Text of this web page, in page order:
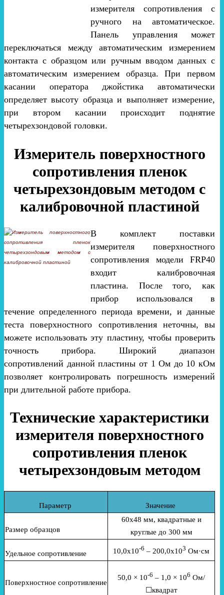
измерителя сопротивления с
ручного на автоматическое.
Панель управления может
переключаться между автоматическим измерением
контакта с образцом или ручным вводом данных с
автоматическим измерением образца. При первом
касании оператора джойстика автоматически
определяет высоту образца и выполняет измерение,
при втором касании происходит поднятие
четырехзондовой головки.
Измеритель поверхностного
сопротивления пленок
четырехзондовым методом с
калибровочной пластиной
В комплект поставки
измерителя поверхностного
сопротивления модели FRP40
входит калибровочная
пластина. После того, как
прибор использовался в
течение определенного периода времени, и данные
теста поверхностного сопротивления неточны, вы
можете использовать эту пластину, чтобы проверить
точность прибора. Широкий диапазон
сопротивлений данной пластины от 1 Ом до 10 кОм
позволяет контролировать погрешность измерений
при длительной работе прибора.
Технические характеристики
измерителя поверхностного
сопротивления пленок
четырехзондовым методом
Параметр Значение
Размер образцов
60х48 мм, квадратные и
круглые до 300 мм
Удельное сопротивление 10,0х10-6 – 200,0х103 Ом·см
Поверхностное сопротивление
50,0 × 10-6 – 1,0 × 106 Ом/
☐квадрат